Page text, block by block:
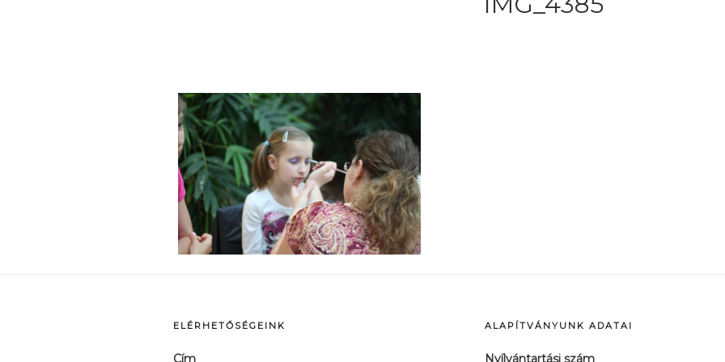
ELÉRHETŐSÉGEINK
Cím
ALAPÍTVÁNYUNK ADATAI
Nyílvántartási szám